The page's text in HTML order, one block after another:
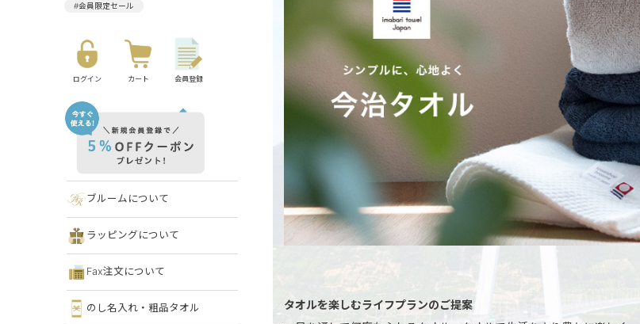
#会員限定セール
ログイン カート 会員登録
ブルームについて
ラッピングについて
Fax注文について
のし名入れ・粗品タオル
タオルを楽しむライフプランのご提案